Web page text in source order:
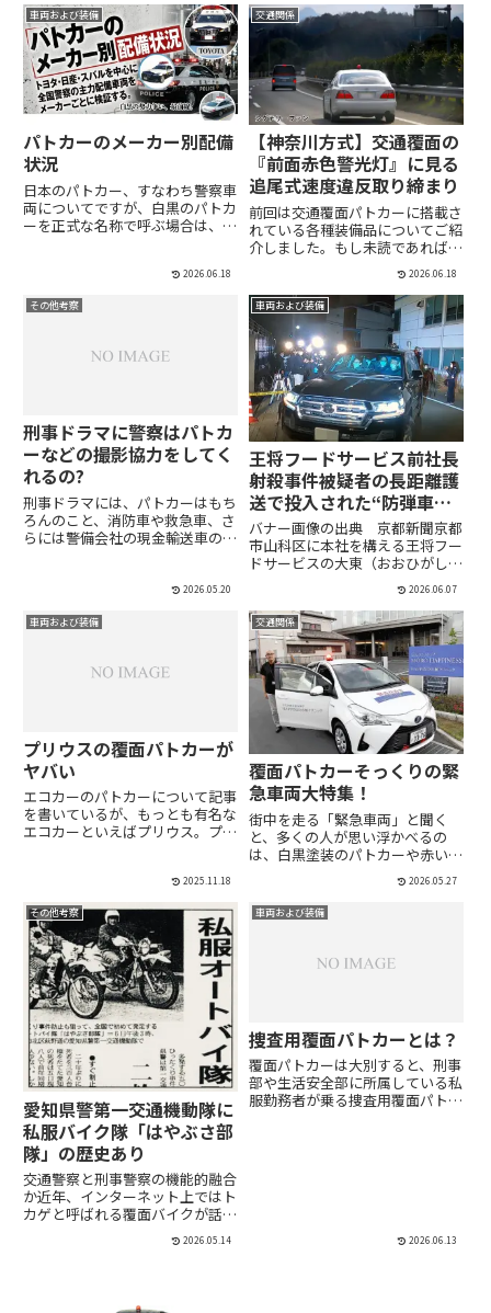
光灯やサイレンアンプ、ダッシュ
ボード脇の無線機、後席に装備...
庁）が一括購入して各都道府県警
に配分する"国費"、それに各都道
府県が独自の予算を使ってそれ
車両および装備
パトカーのメーカー別配備
状況
日本のパトカー、すなわち警察車
両についてですが、白黒のパトカ
ーを正式な名称で呼ぶ場合は、
称になります。また、覆面パトカ
ーの場合も、「交通取締用四輪車
（反転警光灯）」や「機動捜査用
2026.06.18
交通関係
【神奈川方式】交通覆面の
『前面赤色警光灯』に見る
追尾式速度違反取り締まり
前回は交通覆面パトカーに搭載さ
れている各種装備品についてご紹
介しました。もし未読であれば、
ばと思います。交通覆面パトカー
には、反転式警光灯やサイレンア
ンプ、ストップメーターなど、速
度違反取締りのためのさまざま
な...
2026.06.18
その他考察
刑事ドラマに警察はパトカ
ーなどの撮影協力をしてく
れるの?
刑事ドラマには、パトカーはもち
ろんのこと、消防車や救急車、さ
らには警備会社の現金輸送車のよ
じめて、臨場感のあるシーンが成
も確保されます。しかしながら、
2026.05.20
車両および装備
王将フードサービス前社長
射殺事件被疑者の長距離護
送で投入された“防弾車
両”こと「小型遊撃車」と
は
バナー画像の出典 京都新聞京都
市山科区に本社を構える王将フー
ドサービスの大東（おおひがし）
隆行・前社長（当時72歳）が、
2013年12月19日に射殺された事
件──。その捜査に、2022年10
月28日、大きな進展がありまし
た。京都府警と福岡県...
2026.06.07
車両および装備
プリウスの覆面パトカーが
ヤバい
エコカーのパトカーについて記事
を書いているが、もっとも有名な
エコカーといえばプリウス。プリ
リウスは存在する。現行プリウス
の「覆面」！※導入年度不明、複
数台いる模様 pic.twit...
2025.11.18
交通関係
覆面パトカーそっくりの緊
急車両大特集！
街中を走る「緊急車両」と聞く
と、多くの人が思い浮かべるの
は、白黒塗装のパトカーや赤い消
日本国内には警察・消防以外に
も、さまざまな機関やインフラ事
業者が公安委員会から緊急車両指
2026.05.27
その他考察
愛知県警第一交通機動隊に
私服バイク隊「はやぶさ部
隊」の歴史あり
交通警察と刑事警察の機能的融合
か近年、インターネット上ではト
カゲと呼ばれる覆面バイクが話題
になることがある。これは、黒や
紺などの地味な塗色で外観上の警
うSITのチーム運用を指す俗称
2026.05.14
車両および装備
捜査用覆面パトカーとは？
覆面パトカーは大別すると、刑事
部や生活安全部に所属している私
服勤務者が乗る捜査用覆面パトカ
2026.06.13